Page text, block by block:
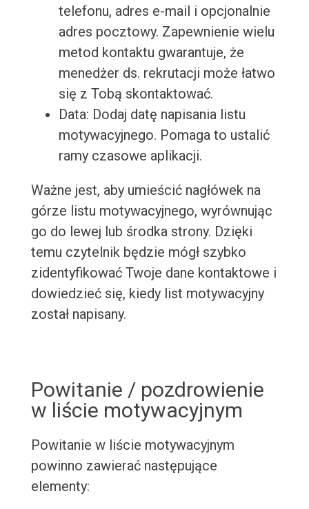
telefonu, adres e-mail i opcjonalnie
adres pocztowy. Zapewnienie wielu
metod kontaktu gwarantuje, że
menedżer ds. rekrutacji może łatwo
się z Tobą skontaktować.
Data: Dodaj datę napisania listu
motywacyjnego. Pomaga to ustalić
ramy czasowe aplikacji.
Ważne jest, aby umieścić nagłówek na
górze listu motywacyjnego, wyrównując
go do lewej lub środka strony. Dzięki
temu czytelnik będzie mógł szybko
zidentyfikować Twoje dane kontaktowe i
dowiedzieć się, kiedy list motywacyjny
został napisany.
Powitanie / pozdrowienie
w liście motywacyjnym
Powitanie w liście motywacyjnym
powinno zawierać następujące
elementy: